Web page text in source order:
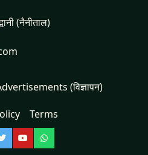
(नैनीताल)
(विज्ञापन)
Terms
TwitterYouTubeWhatsApp